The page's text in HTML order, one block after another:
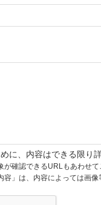
に、内容はできる限り
確認できるURLもあわせて
」は、内容によっては画